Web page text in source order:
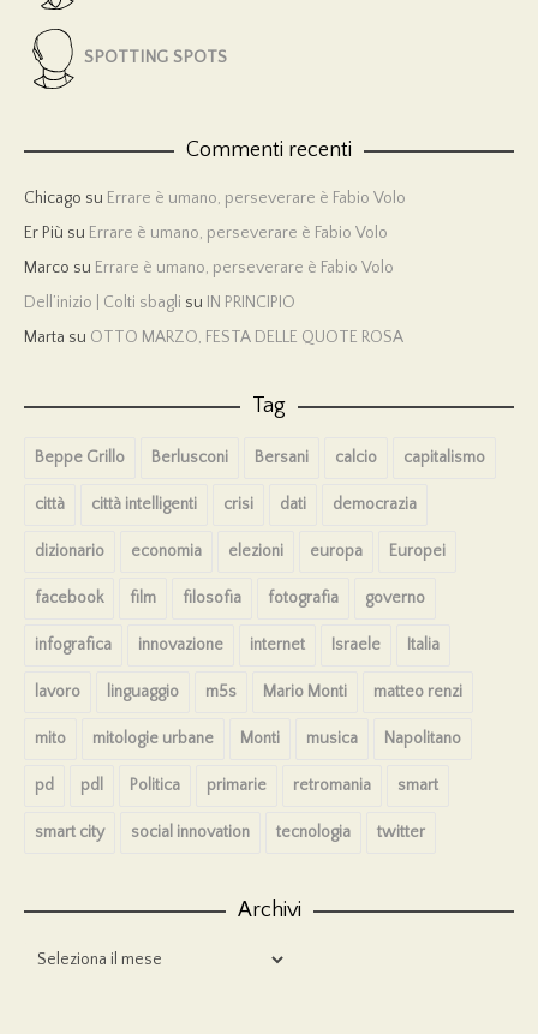
SPOTTING SPOTS
Commenti recenti
Chicago su Errare è umano, perseverare è Fabio Volo
Er Più su Errare è umano, perseverare è Fabio Volo
Marco su Errare è umano, perseverare è Fabio Volo
Dell’inizio | Colti sbagli su IN PRINCIPIO
Marta su OTTO MARZO, FESTA DELLE QUOTE ROSA
Tag
Beppe Grillo Berlusconi Bersani calcio capitalismo
città città intelligenti crisi dati democrazia
dizionario economia elezioni europa Europei
facebook film filosofia fotografia governo
infografica innovazione internet Israele Italia
lavoro linguaggio m5s Mario Monti matteo renzi
mito mitologie urbane Monti musica Napolitano
pd pdl Politica primarie retromania smart
smart city social innovation tecnologia twitter
Archivi
Archivi